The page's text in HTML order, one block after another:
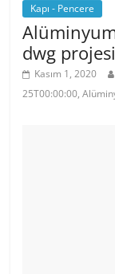
Kapı - Pencere
Alüminyum
dwg projesi
Kasım 1, 2020
25T00:00:00,